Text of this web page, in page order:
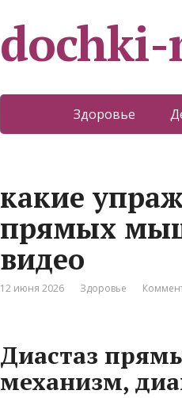
Здоровье
какие
прямых
видео
12 июня 2026 Здоровье
Диастаз
механизм,